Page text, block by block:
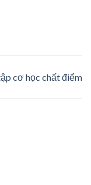
cơ học chất điểm